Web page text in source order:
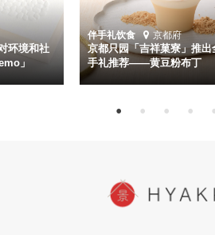
环境和社
」
伴手礼饮食 京都府
京都只园「吉祥菓寮」推出
手礼推荐——黄豆粉布丁